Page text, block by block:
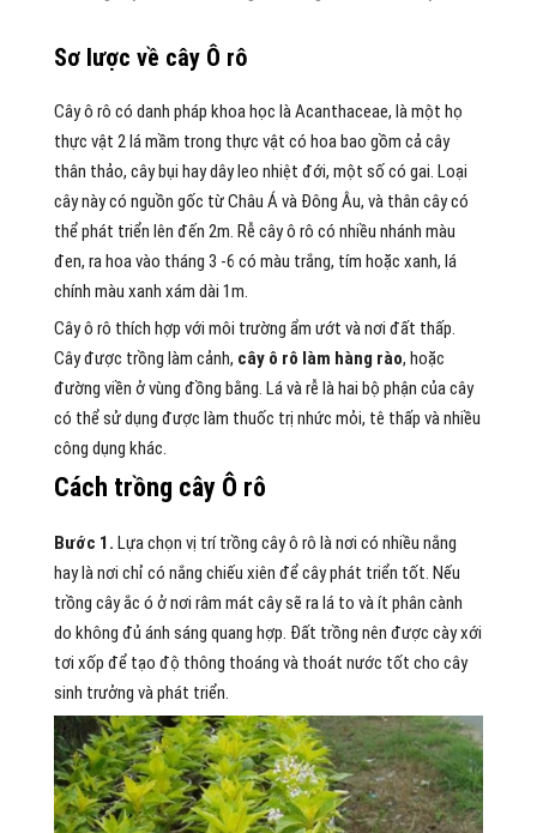
Sơ lược về cây Ô rô
Cây ô rô có danh pháp khoa học là Acanthaceae, là một họ
thực vật 2 lá mầm trong thực vật có hoa bao gồm cả cây
thân thảo, cây bụi hay dây leo nhiệt đới, một số có gai. Loại
cây này có nguồn gốc từ Châu Á và Đông Âu, và thân cây có
thể phát triển lên đến 2m. Rễ cây ô rô có nhiều nhánh màu
đen, ra hoa vào tháng 3 -6 có màu trắng, tím hoặc xanh, lá
chính màu xanh xám dài 1m.
Cây ô rô thích hợp với môi trường ẩm ướt và nơi đất thấp.
Cây được trồng làm cảnh, cây ô rô làm hàng rào, hoặc
đường viền ở vùng đồng bằng. Lá và rễ là hai bộ phận của cây
có thể sử dụng được làm thuốc trị nhức mỏi, tê thấp và nhiều
công dụng khác.
Cách trồng cây Ô rô
Bước 1. Lựa chọn vị trí trồng cây ô rô là nơi có nhiều nắng
hay là nơi chỉ có nắng chiếu xiên để cây phát triển tốt. Nếu
trồng cây ắc ó ở nơi râm mát cây sẽ ra lá to và ít phân cành
do không đủ ánh sáng quang hợp. Đất trồng nên được cày xới
tơi xốp để tạo độ thông thoáng và thoát nước tốt cho cây
sinh trưởng và phát triển.